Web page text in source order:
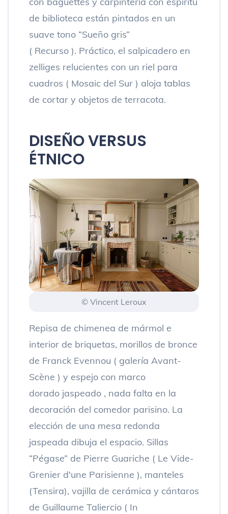
de biblioteca están pintados en un
suave tono “Sueño gris”
( Recurso ). Práctico, el salpicadero en
zelliges relucientes con un riel para
cuadros ( Mosaic del Sur ) aloja tablas
de cortar y objetos de terracota.
DISEÑO VERSUS
ÉTNICO
© Vincent Leroux
Repisa de chimenea de mármol e
interior de briquetas, morillos de bronce
de Franck Evennou ( galería Avant-
Scène ) y espejo con marco
dorado jaspeado , nada falta en la
decoración del comedor parisino. La
elección de una mesa redonda
jaspeada dibuja el espacio. Sillas
“Pégase” de Pierre Guariche ( Le Vide-
Grenier d'une Parisienne ), manteles
(Tensira), vajilla de cerámica y cántaros
de Guillaume Taliercio ( In